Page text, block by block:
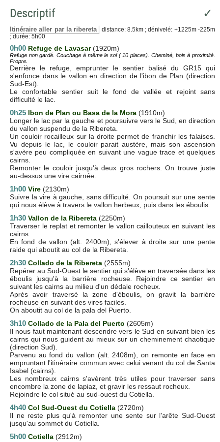
Descriptif ✓
Itinéraire aller par la ribereta
distance: 8.5km ; dénivelé: +1225m -225m
; durée: 5h00
0h00 Refuge de Lavasar(1920m)
Refuge non gardé. Couchage à même le sol ( 10 places). Cheminé, bois à proximité.
Propre.
Derrière le refuge, emprunter le sentier balisé du GR15 qui
s'enfonce dans le vallon en direction de l'ibon de Plan (direction
Sud-Est).
Le confortable sentier suit le fond de vallée et rejoint sans
difficulté le lac.
0h25 Ibon de Plan ou Basa de la Mora (1910m)
Longer le lac par la gauche et poursuivre vers le Sud, en direction
du vallon suspendu de la Ribereta.
Un couloir rocailleux sur la droite permet de franchir les falaises.
Vu depuis le lac, le couloir parait austère, mais son ascension
s'avère peu compliquée en suivant une vague trace et quelques
cairns.
Remonter le couloir jusqu'à deux gros rochers. On trouve juste
au-dessus une vire cairnée.
1h00 Vire (2130m)
Suivre la vire à gauche, sans difficulté. On poursuit sur une sente
qui nous élève à travers le vallon herbeux, puis dans les éboulis.
1h30 Vallon de la Ribereta (2250m)
Traverser le replat et remonter le vallon caillouteux en suivant les
cairns.
En fond de vallon (alt. 2400m), s'élever à droite sur une pente
raide qui aboutit au col de la Ribereta.
2h30 Collado de la Ribereta (2555m)
Repérer au Sud-Ouest le sentier qui s'élève en traversée dans les
éboulis jusqu'à la barrière rocheuse. Rejoindre ce sentier en
suivant les cairns au milieu d'un dédale rocheux.
Après avoir traversé la zone d'éboulis, on gravit la barrière
rocheuse en suivant des vires faciles.
On aboutit au col de la pala del Puerto.
3h10 Collado de la Pala del Puerto (2605m)
Il nous faut maintenant descendre vers le Sud en suivant bien les
cairns qui nous guident au mieux sur un cheminement chaotique
(direction Sud).
Parvenu au fond du vallon (alt. 2408m), on remonte en face en
empruntant l'itinéraire commun avec celui venant du col de Santa
Isabel (cairns).
Les nombreux cairns s'avèrent très utiles pour traverser sans
encombre la zone de lapiaz, et gravir les ressaut rocheux.
Rejoindre le col situé au sud-ouest du Cotiella.
4h40 Col Sud-Ouest du Cotiella (2720m)
Il ne reste plus qu'à remonter une sente sur l'arête Sud-Ouest
jusqu'au sommet du Cotiella.
5h00 Cotiella (2912m)